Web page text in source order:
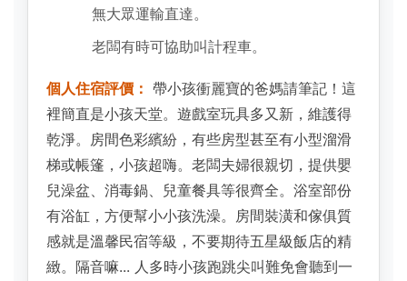
無大眾運輸直達。
老闆有時可協助叫計程車。
個人住宿評價： 帶小孩衝麗寶的爸媽請筆記！這
裡簡直是小孩天堂。遊戲室玩具多又新，維護得
乾淨。房間色彩繽紛，有些房型甚至有小型溜滑
梯或帳篷，小孩超嗨。老闆夫婦很親切，提供嬰
兒澡盆、消毒鍋、兒童餐具等很齊全。浴室部份
有浴缸，方便幫小小孩洗澡。房間裝潢和傢俱質
感就是溫馨民宿等級，不要期待五星級飯店的精
緻。隔音嘛... 人多時小孩跑跳尖叫難免會聽到一